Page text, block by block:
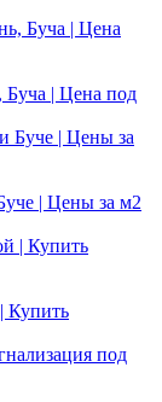
Буча | Цена под
| Цены за м2
Купить